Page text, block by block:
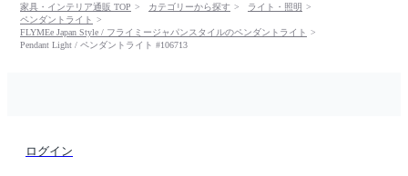
家具・インテリア通販 TOP カテゴリーから探す
ライト・照明
ペンダントライト
FLYMEe Japan Style / フライミージャパンスタイルのペンダントライト
Pendant Light / ペンダントライト #106713
ログイン